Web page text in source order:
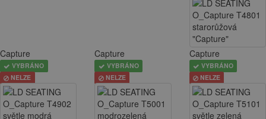
Capture
VYBRÁNO
NELZE
Capture
VYBRÁNO
NELZE
Capture
VYBRÁNO
NELZE